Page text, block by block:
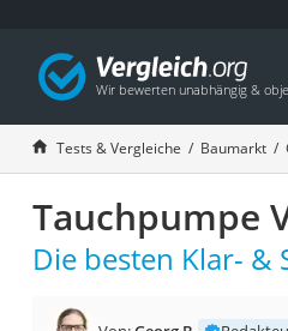
Tests & Vergleiche Baumarkt
Tauchpumpe
Die besten Klar- &